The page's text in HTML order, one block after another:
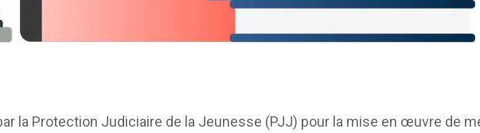
la Protection Judiciaire de la Jeunesse (PJJ) pour la mise en œuvre de